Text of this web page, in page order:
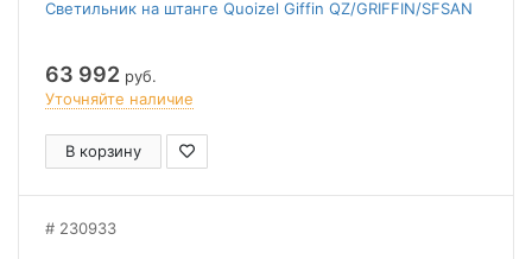
Светильник на штанге Quoizel Giffin QZ/GRIFFIN/SFSAN
63 992 руб.
Уточняйте наличие
В корзину
230933